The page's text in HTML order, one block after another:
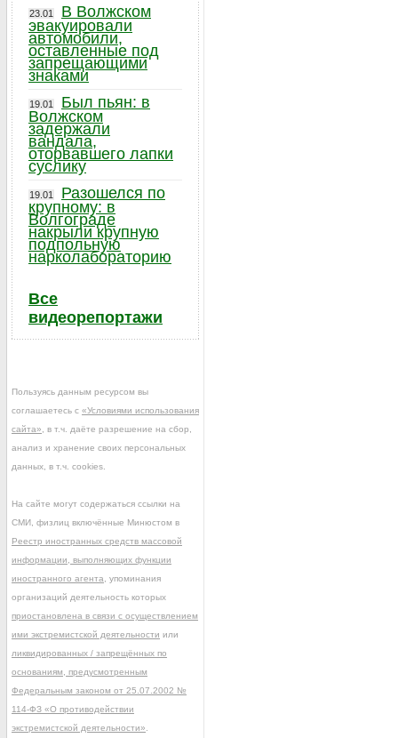
23.01
В Волжском
эвакуировали
автомобили,
оставленные под
запрещающими
знаками
19.01
Был пьян: в
Волжском
задержали
вандала,
оторвавшего лапки
суслику
19.01
Разошелся по
крупному: в
Волгограде
накрыли крупную
подпольную
нарколабораторию
Все
видеорепортажи
Пользуясь данным ресурсом вы
соглашаетесь с «Условиями использования
сайта» , в т.ч. даёте разрешение на сбор,
анализ и хранение своих персональных
данных, в т.ч. cookies.
На сайте могут содержаться ссылки на
СМИ, физлиц включённые Минюстом в
Реестр иностранных средств массовой
информации, выполняющих функции
иностранного агента , упоминания
организаций деятельность которых
приостановлена в связи с осуществлением
ими экстремистской деятельности или
ликвидированных / запрещённых по
основаниям, предусмотренным
Федеральным законом от 25.07.2002 №
114-ФЗ «О противодействии
экстремистской деятельности»